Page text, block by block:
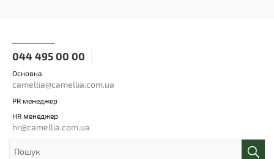
044 495 00 00
Основна
camellia@camellia.com.ua
PR менеджер
HR менеджер
hr@camellia.com.ua